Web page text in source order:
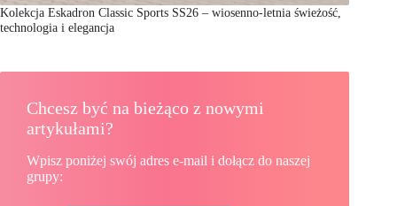
Kolekcja Eskadron Classic Sports SS26 – wiosenno-letnia świeżość,
technologia i elegancja
Chcesz być na bieżąco z nowymi
artykułami?
Wpisz poniżej swój adres e-mail i dołącz do naszej
grupy: